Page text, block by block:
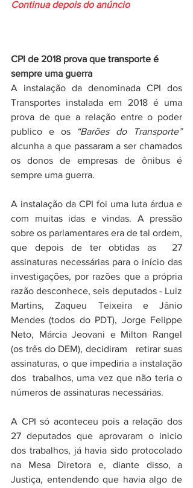
Continua depois do anúncio
CPI de 2018 prova que transporte é
sempre uma guerra
A instalação da denominada CPI dos
Transportes instalada em 2018 é uma
prova de que a relação entre o poder
publico e os
“Barões do Transporte”
alcunha a que passaram a ser chamados
os donos de empresas de ônibus é
sempre uma guerra.
A instalação da CPI foi uma luta árdua e
com muitas idas e vindas. A pressão
sobre os parlamentares era de tal ordem,
que depois de ter obtidas as  27
assinaturas necessárias para o início das
investigações, por razões que a própria
razão desconhece, seis deputados - Luiz
Martins, Zaqueu Teixeira e Jânio
Mendes (todos do PDT), Jorge Felippe
Neto, Márcia Jeovani e Milton Rangel
(os três do DEM), decidiram   retirar suas
assinaturas, o que impediria a instalação
dos  trabalhos, uma vez que não teria o
números de assinaturas necessárias.
A CPI só aconteceu pois a relação dos
27 deputados que aprovaram o inicio
dos trabalhos, já havia sido protocolado
na Mesa Diretora e, diante disso, a
Justiça, entendendo que havia algo de